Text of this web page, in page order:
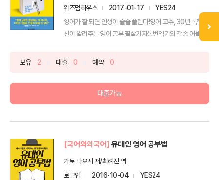
위즈덤하우스
2017-01-17
YES24
영어가 잘 되면 인생이 술술 풀린다!영어 고수, 30년 독학의
신이 알려주는 영어 공부 필살기자동번역기와 각종 어플
보유 2 대출 0 예약 0
대출가능
[국어와외국어] 유대인 영어 공부법
가토 나오시 저/최려진 역
로그인
2016-10-04
YES24